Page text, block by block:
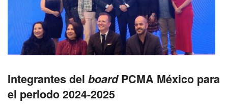
Integrantes del boardPCMA México para
el periodo 2024-2025